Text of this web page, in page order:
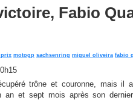
Fabio
prix motogp sachsenring miguel oliveira fabio
trône et couronne, mais il
an et sept mois après son